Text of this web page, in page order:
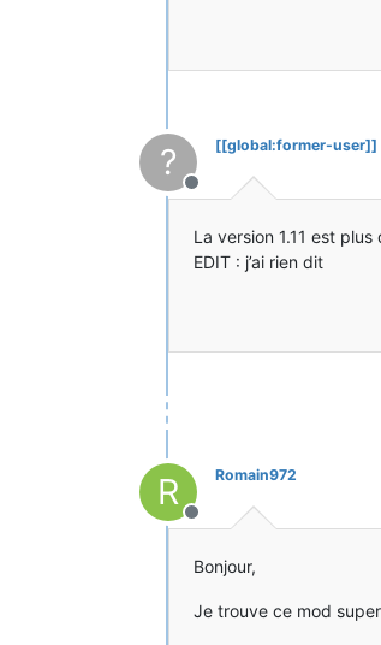
?
Hors-ligne
[[global:former-user]]
La version 1.11 est plus
EDIT : j’ai rien dit
R
Hors-ligne
Romain972
Bonjour,
Je trouve ce mod